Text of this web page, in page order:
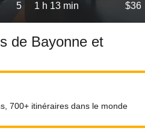
5 1 h 13 min $36
de Bayonne et
700+ itinéraires dans le monde